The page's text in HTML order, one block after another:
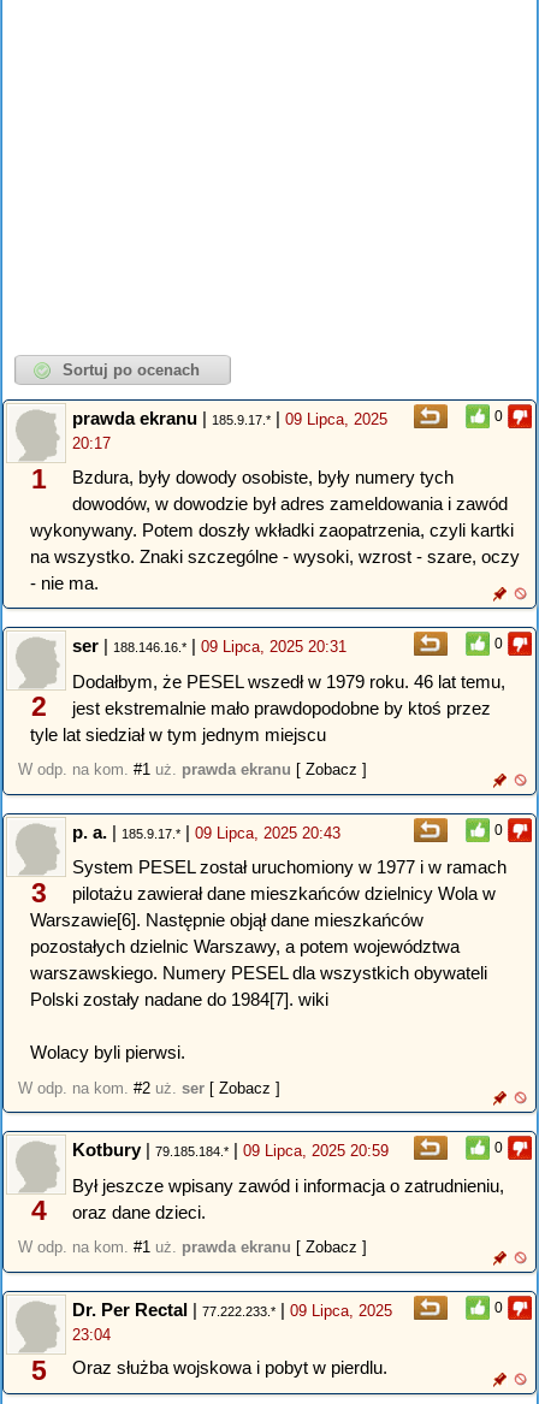
0
1
prawda ekranu | 185.9.17.* | 09 Lipca, 2025
20:17
Bzdura, były dowody osobiste, były numery tych
dowodów, w dowodzie był adres zameldowania i zawód
wykonywany. Potem doszły wkładki zaopatrzenia, czyli kartki
na wszystko. Znaki szczególne - wysoki, wzrost - szare, oczy
- nie ma.
0
2
ser | 188.146.16.* | 09 Lipca, 2025 20:31
Dodałbym, że PESEL wszedł w 1979 roku. 46 lat temu,
jest ekstremalnie mało prawdopodobne by ktoś przez
tyle lat siedział w tym jednym miejscu
W odp. na kom. #1 uż. prawda ekranu [ Zobacz ]
0
3
p. a. | 185.9.17.* | 09 Lipca, 2025 20:43
System PESEL został uruchomiony w 1977 i w ramach
pilotażu zawierał dane mieszkańców dzielnicy Wola w
Warszawie[6]. Następnie objął dane mieszkańców
pozostałych dzielnic Warszawy, a potem województwa
warszawskiego. Numery PESEL dla wszystkich obywateli
Polski zostały nadane do 1984[7]. wiki
Wolacy byli pierwsi.
W odp. na kom. #2 uż. ser [ Zobacz ]
0
4
Kotbury| 79.185.184.* | 09 Lipca, 2025 20:59
Był jeszcze wpisany zawód i informacja o zatrudnieniu,
oraz dane dzieci.
W odp. na kom. #1 uż. prawda ekranu [ Zobacz ]
0
5
Dr. Per Rectal | 77.222.233.* | 09 Lipca, 2025
23:04
Oraz służba wojskowa i pobyt w pierdlu.